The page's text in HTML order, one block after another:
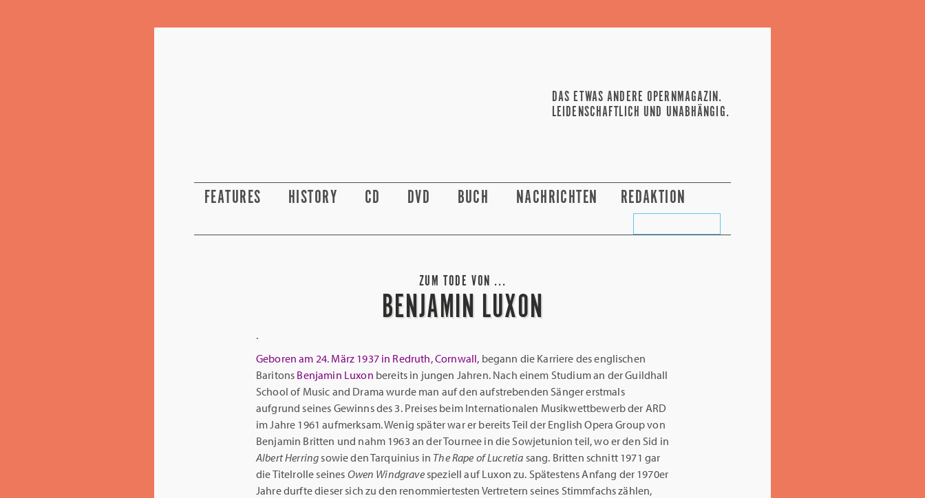
DAS ETWAS ANDERE OPERNMAGAZIN.
LEIDENSCHAFTLICH UND UNABHÄNGIG.
FEATURES HISTORY CD DVD BUCH NACHRICHTEN REDAKTION
ZUM TODE VON ...
BENJAMIN LUXON
.
Geboren am 24. März 1937 in Redruth, Cornwall, begann die Karriere des englischen
Baritons Benjamin Luxon bereits in jungen Jahren. Nach einem Studium an der Guildhall
School of Music and Drama wurde man auf den aufstrebenden Sänger erstmals
aufgrund seines Gewinns des 3. Preises beim Internationalen Musikwettbewerb der ARD
im Jahre 1961 aufmerksam. Wenig später war er bereits Teil der English Opera Group von
Benjamin Britten und nahm 1963 an der Tournee in die Sowjetunion teil, wo er den Sid in
Albert Herringsowie den Tarquinius in The Rape of Lucretia sang. Britten schnitt 1971 gar
die Titelrolle seines Owen Windgravespeziell auf Luxon zu. Spätestens Anfang der 1970er
Jahre durfte dieser sich zu den renommiertesten Vertretern seines Stimmfachs zählen,